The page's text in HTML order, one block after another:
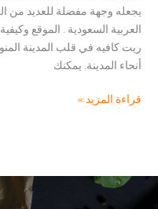
يجعله وجهة مفضلة للعديد من
العربية السعودية . الموقع
ريت كافيه في قلب المدينة
أنحاء المدينة. يمكنك
مقهى
قراءة المزيد »